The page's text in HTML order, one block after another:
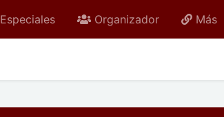
Especiales Organizador Más